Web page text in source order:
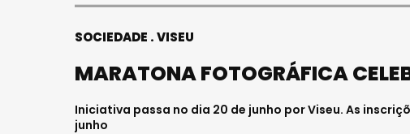
SOCIEDADE VISEU
MARATONA FOTOGRÁFICA
Iniciativa passa no dia 20 de junho por Viseu. As
junho